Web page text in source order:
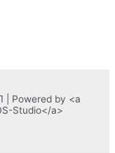
Powered by <a
Studio</a>